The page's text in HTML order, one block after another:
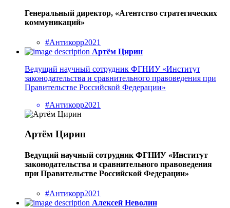
Генеральный директор, «Агентство стратегических
коммуникаций»
#Антикорр2021
Артём Цирин
Ведущий научный сотрудник ФГНИУ «Институт
законодательства и сравнительного правоведения при
Правительстве Российской Федерации»
#Антикорр2021
Артём Цирин
Ведущий научный сотрудник ФГНИУ «Институт
законодательства и сравнительного правоведения
при Правительстве Российской Федерации»
#Антикорр2021
Алексей Неволин